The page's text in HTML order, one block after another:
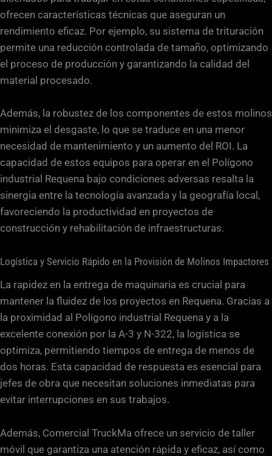
ofrecen características técnicas que aseguran un
rendimiento eficaz. Por ejemplo, su sistema de trituración
permite una reducción controlada de tamaño, optimizando
el proceso de producción y garantizando la calidad del
material procesado.
Además, la robustez de los componentes de estos molinos
minimiza el desgaste, lo que se traduce en una menor
necesidad de mantenimiento y un aumento del ROI. La
capacidad de estos equipos para operar en el Polígono
industrial Requena bajo condiciones adversas resalta la
sinergia entre la tecnología avanzada y la geografía local,
favoreciendo la productividad en proyectos de
construcción y rehabilitación de infraestructuras.
Logística y Servicio Rápido en la Provisión de Molinos Impactores
La rapidez en la entrega de maquinaria es crucial para
mantener la fluidez de los proyectos en Requena. Gracias a
la proximidad al Polígono industrial Requena y a la
excelente conexión por la A-3 y N-322, la logística se
optimiza, permitiendo tiempos de entrega de menos de
dos horas. Esta capacidad de respuesta es esencial para
jefes de obra que necesitan soluciones inmediatas para
evitar interrupciones en sus trabajos.
Además, Comercial TruckMa ofrece un servicio de taller
móvil que garantiza una atención rápida y eficaz, así como